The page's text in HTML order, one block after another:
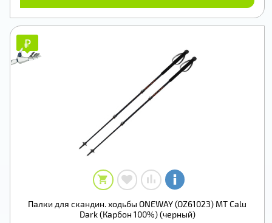
₽
₽
Палки для скандин. ходьбы ONEWAY (OZ61023) MT Calu
Dark (Карбон 100%) (черный)